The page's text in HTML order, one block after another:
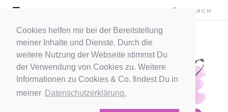
Cookies helfen mir bei der Bereitstellung
meiner Inhalte und Dienste. Durch die
weitere Nutzung der Webseite stimmst Du
der Verwendung von Cookies zu. Weitere
Informationen zu Cookies & Co. findest Du in
meiner Datenschutzerklärung.